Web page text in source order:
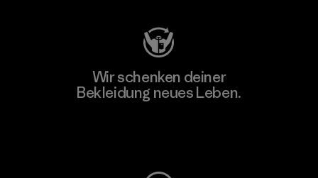
Wir schenken deiner
Bekleidung neues Leben.